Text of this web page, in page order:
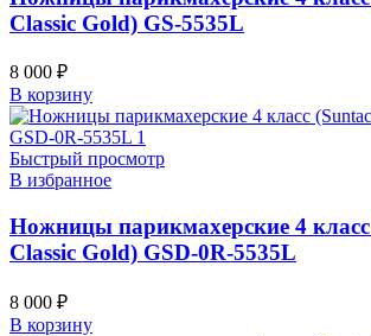
Classic Gold) GS-5535L
8 000 ₽
В корзину
Быстрый просмотр
В избранное
Ножницы парикмахерские 4
Classic Gold) GSD-0R-5535L
8 000 ₽
В корзину